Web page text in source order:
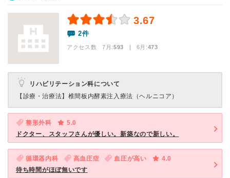
3.67
2件
アクセス数 7月:593 | 6月:473
リハビリテーション科について
【診療・治療法】 椎間板内酵素注入療法（ヘルニコア）
整形外科
5.0
ドクター、スタッフさんが優しい。新築なので新しい。
循環器内科 高血圧症 血圧が高い
4.0
待ち時間がほぼ無いです